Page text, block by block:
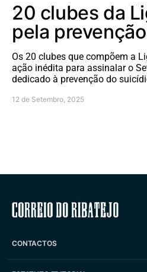
20 clubes da
pela
Os 20 clubes que compõem a
ação inédita para assinalar o
dedicado à prevenção do
12 de Setembro, 2025
Correio do
CONTACTOS